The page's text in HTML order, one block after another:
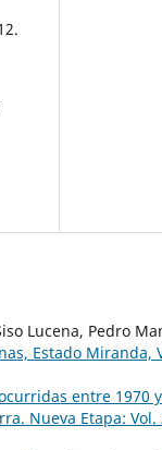
Lucena, Pedro
Estado Miranda,
entre 1970
Nueva Etapa: